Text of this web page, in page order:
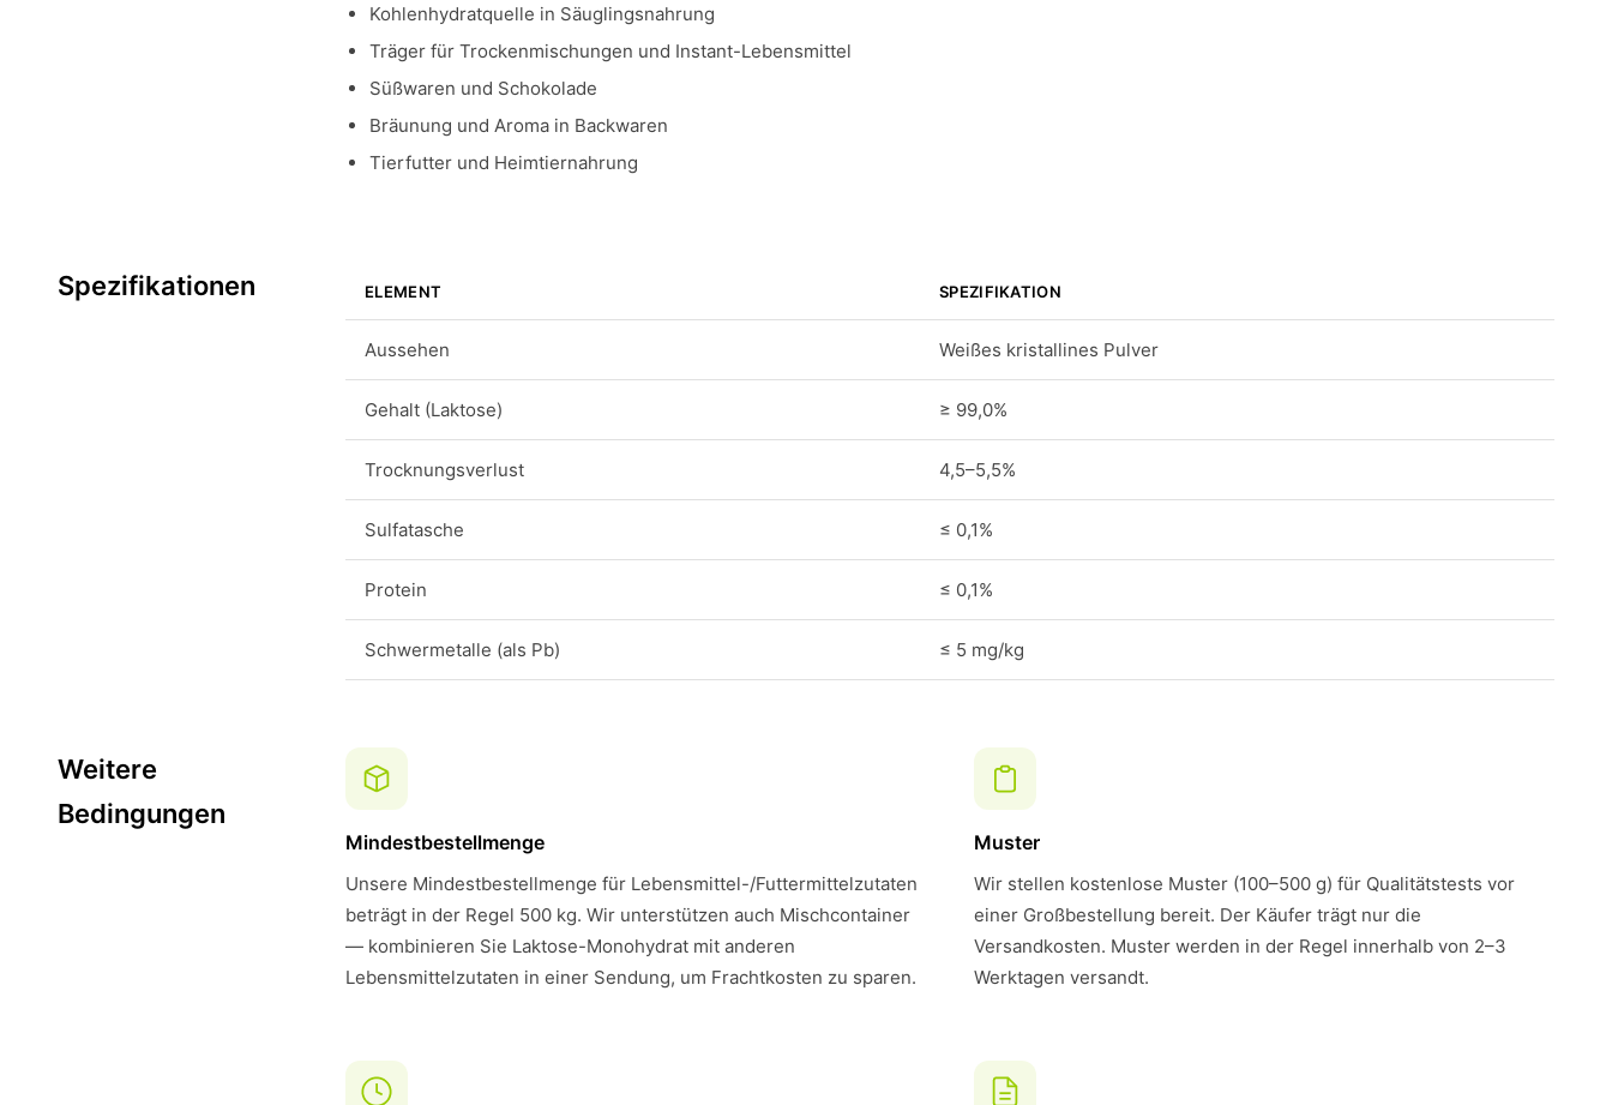
Kohlenhydratquelle in Säuglingsnahrung
Träger für Trockenmischungen und Instant-Lebensmittel
Süßwaren und Schokolade
Bräunung und Aroma in Backwaren
Tierfutter und Heimtiernahrung
Spezifikationen ELEMENT SPEZIFIKATION
Aussehen Weißes kristallines Pulver
Gehalt (Laktose) ≥ 99,0%
Trocknungsverlust 4,5–5,5%
Sulfatasche ≤ 0,1%
Protein ≤ 0,1%
Schwermetalle (als Pb) ≤ 5 mg/kg
Weitere
Bedingungen
Mindestbestellmenge
Unsere Mindestbestellmenge für Lebensmittel-/Futtermittelzutaten
beträgt in der Regel 500 kg. Wir unterstützen auch Mischcontainer
— kombinieren Sie Laktose-Monohydrat mit anderen
Lebensmittelzutaten in einer Sendung, um Frachtkosten zu sparen.
Muster
Wir stellen kostenlose Muster (100–500 g) für Qualitätstests vor
einer Großbestellung bereit. Der Käufer trägt nur die
Versandkosten. Muster werden in der Regel innerhalb von 2–3
Werktagen versandt.